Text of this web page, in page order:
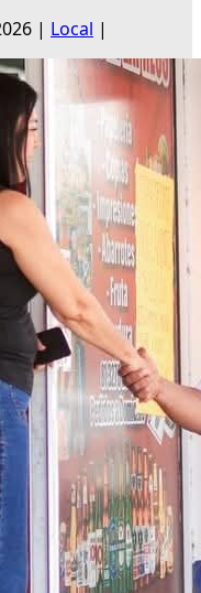
| Local |